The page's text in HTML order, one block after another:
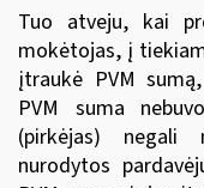
Tuo atveju, kai
mokėtojas, į
įtraukė PVM
PVM suma
(pirkėjas) negali
nurodytos